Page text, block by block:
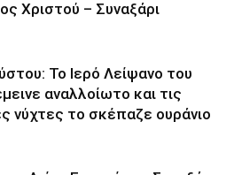
Χριστού – Συναξάρι
Το Ιερό Λείψανο του
αναλλοίωτο και τις
νύχτες το σκέπαζε ουράνιο